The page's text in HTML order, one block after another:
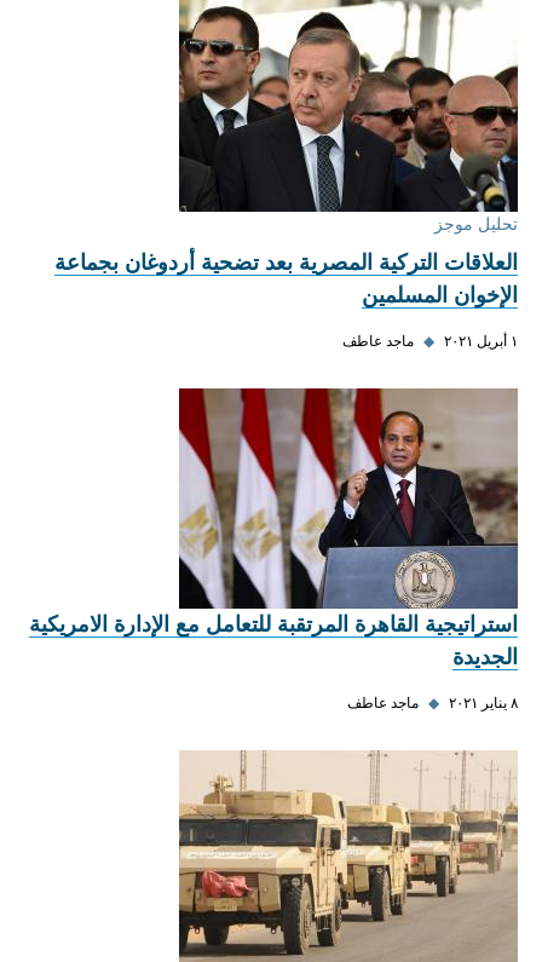
تحليل موجز
العلاقات التركية المصرية بعد تضحية أردوغان بجماعة
الإخوان المسلمين
١ أبريل ٢٠٢١ ◆ ماجد عاطف
استراتيجية القاهرة المرتقبة للتعامل مع الإدارة الامريكية
الجديدة
٨ يناير ٢٠٢١ ◆ ماجد عاطف